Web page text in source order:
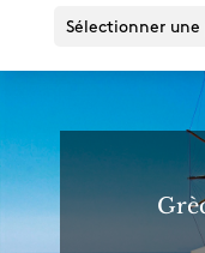
Sélectionner une